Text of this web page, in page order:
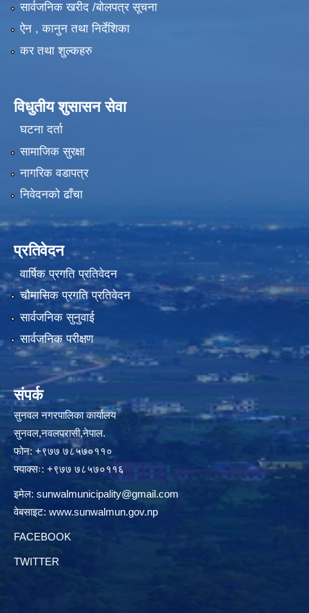
सार्वजनिक खरीद /बोलपत्र सूचना
ऐन , कानुन तथा निर्देशिका
कर तथा शुल्कहरु
विधुतीय शुसासन सेवा
घटना दर्ता
सामाजिक सुरक्षा
नागरिक वडापत्र
निवेदनको ढाँचा
प्रतिवेदन
वार्षिक प्रगति प्रतिवेदन
चौमासिक प्रगति प्रतिवेदन
सार्वजनिक सुनुवाई
सार्वजनिक परीक्षण
संपर्क
सुनवल नगरपालिका कार्यालय
सुनवल,नवलपरासी,नेपाल.
फोन: +९७७ ७८५७०११०
फ्याक्सः: +९७७ ७८५७०११६
इमेल: sunwalmunicipality@gmail.com
वेबसाइट: www.sunwalmun.gov.np
FACEBOOK
TWITTER